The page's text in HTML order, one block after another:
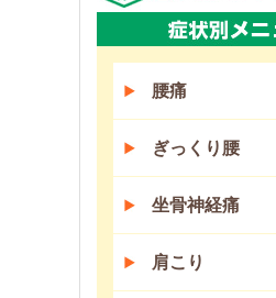
腰痛
ぎっくり腰
坐骨神経痛
肩こり